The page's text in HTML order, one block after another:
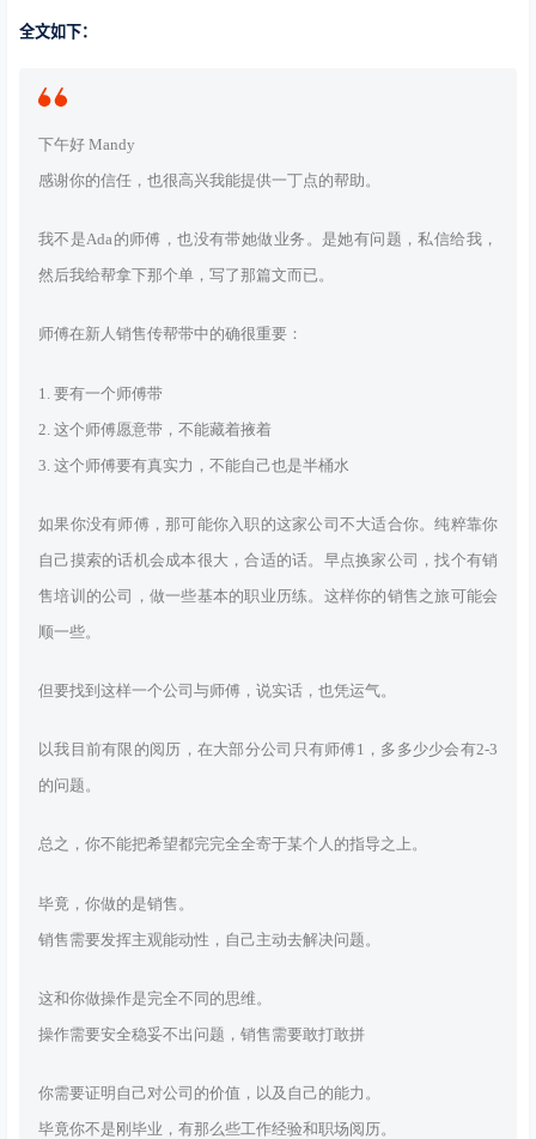
全文如下：
下午好 Mandy
感谢你的信任，也很高兴我能提供一丁点的帮助。
我不是Ada的师傅，也没有带她做业务。是她有问题，私信给我，
然后我给帮拿下那个单，写了那篇文而已。
师傅在新人销售传帮带中的确很重要：
1. 要有一个师傅带
2. 这个师傅愿意带，不能藏着掖着
3. 这个师傅要有真实力，不能自己也是半桶水
如果你没有师傅，那可能你入职的这家公司不大适合你。纯粹靠你
自己摸索的话机会成本很大，合适的话。早点换家公司，找个有销
售培训的公司，做一些基本的职业历练。这样你的销售之旅可能会
顺一些。
但要找到这样一个公司与师傅，说实话，也凭运气。
以我目前有限的阅历，在大部分公司只有师傅1，多多少少会有2-3
的问题。
总之，你不能把希望都完完全全寄于某个人的指导之上。
毕竟，你做的是销售。
销售需要发挥主观能动性，自己主动去解决问题。
这和你做操作是完全不同的思维。
操作需要安全稳妥不出问题，销售需要敢打敢拼
你需要证明自己对公司的价值，以及自己的能力。
毕竟你不是刚毕业，有那么些工作经验和职场阅历。